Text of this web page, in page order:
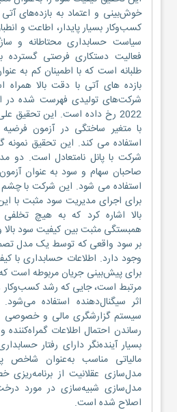
خوش‌بینی و اعتماد به بازده‌های
کسب‌وکار بسیار پایدار، اطاعت و
سیاست حسابداری محتاطانه و
فعالیت دستکاری فرصتی گسترده
طلبانه است که با اطمینان کم به
بازده های آتی با دقت بالا
2022 رخ داده است. این تحقیق
با متغیر ساختگی در آزمون
شرکت با پانل نامتعادل است. دو
صاحبان سهام و سود به عنوان
استفاده می شود. این شرکت با چشم
برای اجرای مدیریت سود مثبت با
بالا اشاره کرد که به هیچ
همبستگی مثبت بین کیفیت سود بالا و
بر سود واقعی که توسط یک مدل
وجود دارد. اطلاعات حسابداری با
برای پیش‌بینی جریان مربوطه است که
مرتبط است، جایی که رشد کسب‌وکار
اثر سیگنال‌دهنده استفاده
سیستم گزارشگری مالی و
رساندن احتمال اطلاعات
بسیار آینده‌نگر دارای رفتار
مالیاتی مناسب به‌عنوان شاخص
مدل‌سازی عقلانیت از
مدل‌سازی شبیه‌سازی در مورد
اصلاح شده است.